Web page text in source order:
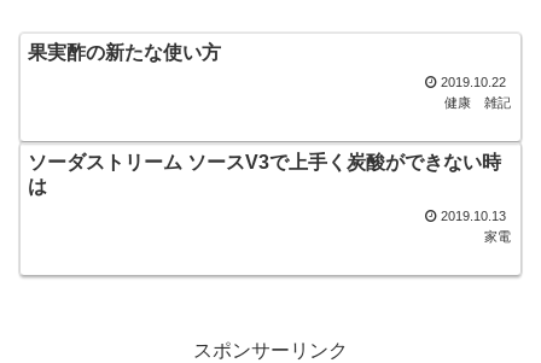
果実酢の新たな使い方
2019.10.22
健康
雑記
ソーダストリーム ソースV3で上手く炭酸ができない時
は
2019.10.13
家電
スポンサーリンク